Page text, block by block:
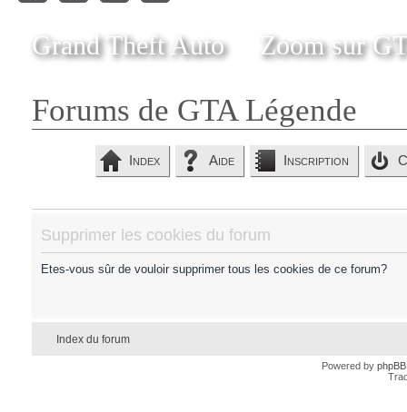
Grand Theft Auto Zoom sur
Forums de GTA Légende
Index Aide Inscription
Supprimer les cookies du forum
Etes-vous sûr de vouloir supprimer tous les cookies de ce forum?
Index du forum
Powered by phpBB